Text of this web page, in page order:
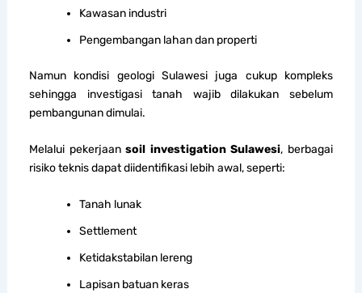
Kawasan industri
Pengembangan lahan dan properti
Namun kondisi geologi Sulawesi juga cukup kompleks
sehingga investigasi tanah wajib dilakukan sebelum
pembangunan dimulai.
Melalui pekerjaansoil investigation Sulawesi, berbagai
risiko teknis dapat diidentifikasi lebih awal, seperti:
Tanah lunak
Settlement
Ketidakstabilan lereng
Lapisan batuan keras